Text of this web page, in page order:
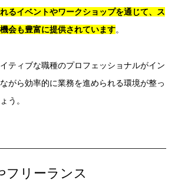
るイベントやワークショップを通じて、ス
会も豊富に提供されています。
ティブな職種のプロフェッショナルがイン
がら効率的に業務を進められる環境が整っ
う。
フリーランス